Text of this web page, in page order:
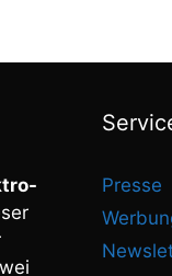
Presse